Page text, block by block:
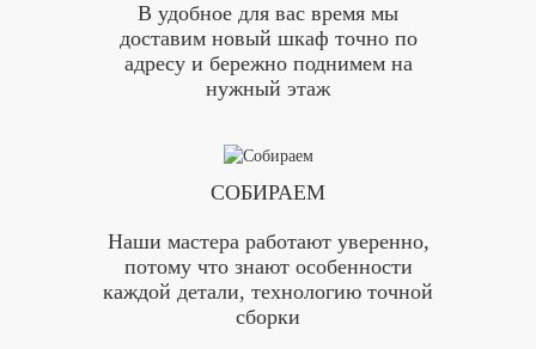
В удобное для вас время мы
доставим новый шкаф точно по
адресу и бережно поднимем на
нужный этаж
СОБИРАЕМ
Наши мастера работают уверенно,
потому что знают особенности
каждой детали, технологию точной
сборки